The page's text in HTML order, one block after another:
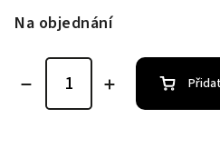
Na objednání